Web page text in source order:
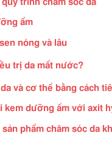
trình chăm sóc da
ẩm
nóng và lâu
trị da mất nước?
và cơ thể bằng cách
kem dưỡng ẩm với axit
phẩm chăm sóc da